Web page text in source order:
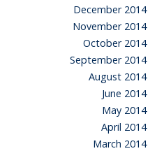
December 2014
November 2014
October 2014
September 2014
August 2014
June 2014
May 2014
April 2014
March 2014